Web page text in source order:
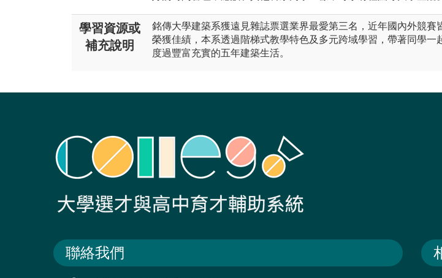
學習資源或
補充說明
銘傳大學建築系獲遠見雜誌票選業界最愛第三名，近年國內外競賽
榮獲佳績，本系透過階梯式教學特色及多元跨域學習，帶著同學一
度過豐富充實的五年建築生活。
聯絡我們